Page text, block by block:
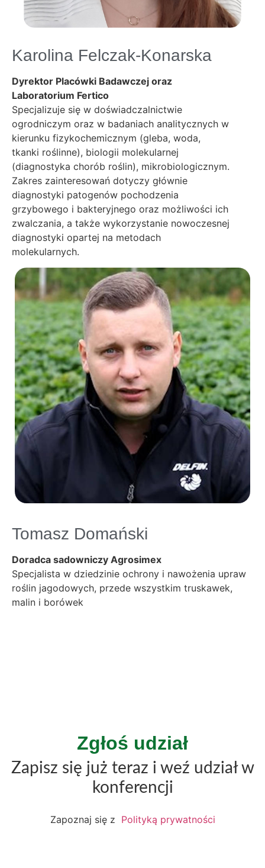
Karolina Felczak-Konarska
Dyrektor Placówki Badawczej oraz
Laboratorium Fertico
Specjalizuje się w doświadczalnictwie
ogrodniczym oraz w badaniach analitycznych w
kierunku fizykochemicznym (gleba, woda,
tkanki roślinne), biologii molekularnej
(diagnostyka chorób roślin), mikrobiologicznym.
Zakres zainteresowań dotyczy głównie
diagnostyki patogenów pochodzenia
grzybowego i bakteryjnego oraz możliwości ich
zwalczania, a także wykorzystanie nowoczesnej
diagnostyki opartej na metodach
molekularnych.
Tomasz Domański
Doradca sadowniczy Agrosimex
Specjalista w dziedzinie ochrony i nawożenia upraw
roślin jagodowych, przede wszystkim truskawek,
malin i borówek
Zgłoś udział
Zapisz się już teraz i weź udział w
konferencji
Zapoznaj się z Polityką prywatności